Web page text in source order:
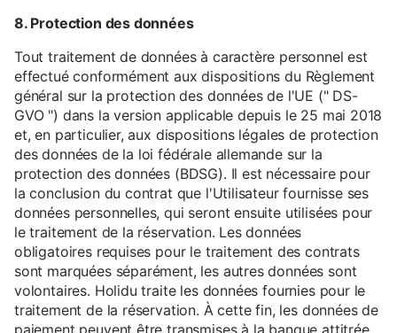
8. Protection des données
Tout traitement de données à caractère personnel est
effectué conformément aux dispositions du Règlement
général sur la protection des données de l'UE (" DS-
GVO ") dans la version applicable depuis le 25 mai 2018
et, en particulier, aux dispositions légales de protection
des données de la loi fédérale allemande sur la
protection des données (BDSG). Il est nécessaire pour
la conclusion du contrat que l'Utilisateur fournisse ses
données personnelles, qui seront ensuite utilisées pour
le traitement de la réservation. Les données
obligatoires requises pour le traitement des contrats
sont marquées séparément, les autres données sont
volontaires. Holidu traite les données fournies pour le
traitement de la réservation. À cette fin, les données de